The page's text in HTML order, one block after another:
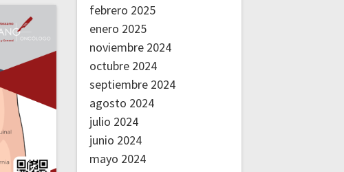
febrero 2025
enero 2025
noviembre 2024
octubre 2024
septiembre 2024
agosto 2024
julio 2024
junio 2024
mayo 2024